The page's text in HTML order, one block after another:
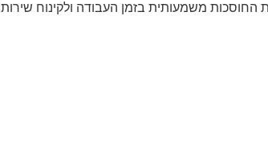
משמעותית בזמן העבודה ולקינוח שירות 24/7 מכל הלב.